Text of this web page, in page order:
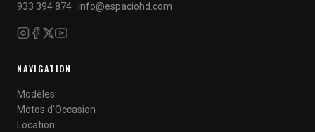
933 394 874 · info@espaciohd.com
NAVIGATION
Modèles
Motos d'Occasion
Location